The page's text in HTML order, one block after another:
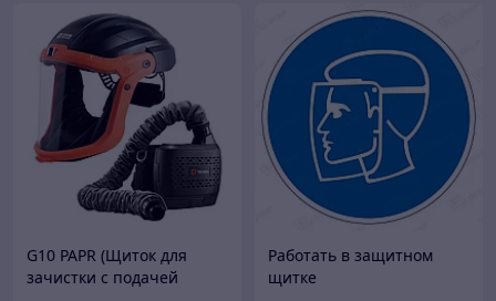
G10 PAPR (Щиток для
зачистки с подачей
Работать в защитном
щитке